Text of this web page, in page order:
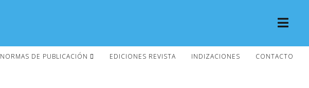
NORMAS DE PUBLICACIÓN EDICIONES REVISTA INDIZACIONES CONTACTO